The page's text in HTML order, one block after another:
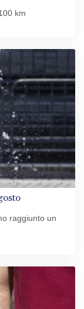
km
raggiunto un